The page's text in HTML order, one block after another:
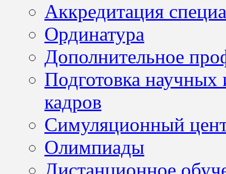
Аккредитация
Ординатура
Дополнительное
Подготовка научных
кадров
Симуляционный
Олимпиады
Дистанционное